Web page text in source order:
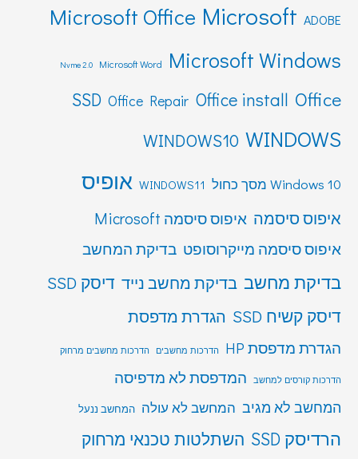
ADOBE
Microsoft
Microsoft Office
Microsoft Windows
Microsoft Word
Nvme 2.0
Office
Office install
Office Repair
SSD
WINDOWS
WINDOWS10
Windows 10 מסך כחול WINDOWS11 אופיס
איפוס סיסמה איפוס סיסמה Microsoft
איפוס סיסמה מייקרוסופט בדיקת המחשב
בדיקת מחשב בדיקת מחשב נייד דיסק SSD
דיסק קשיח SSD
הגדרת מדפסת
הגדרת מדפסת HP הדרכות מחשבים הדרכות מחשבים מרחוק
הדרכות קורסים למחשב המדפסת לא מדפיסה
המחשב לא מגיב המחשב לא עולה המחשב ננעל
הרדיסק SSD
השתלטות טכנאי מרחוק